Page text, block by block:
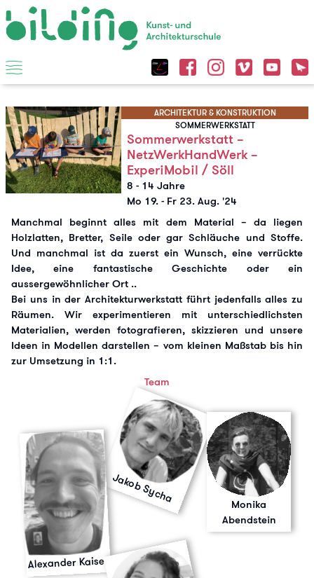
ARCHITEKTUR & KONSTRUKTION
SOMMERWERKSTATT
Sommerwerkstatt –
NetzWerkHandWerk –
ExperiMobil / Söll
8 - 14 Jahre
Mo 19.- Fr 23. Aug. '24
Manchmal beginnt alles mit dem Material – da liegen
Holzlatten, Bretter, Seile oder gar Schläuche und Stoffe.
Und manchmal ist da zuerst ein Wunsch, eine verrückte
Idee, eine fantastische Geschichte oder ein
aussergewöhnlicher Ort ..
Bei uns in der Architekturwerkstatt führt jedenfalls alles zu
Räumen. Wir experimentieren mit unterschiedlichsten
Materialien, werden fotografieren, skizzieren und unsere
Ideen in Modellen darstellen – vom kleinen Maßstab bis hin
zur Umsetzung in 1:1.
Team
Alexander Kaiser
Jakob Sycha
Monika
Abendstein